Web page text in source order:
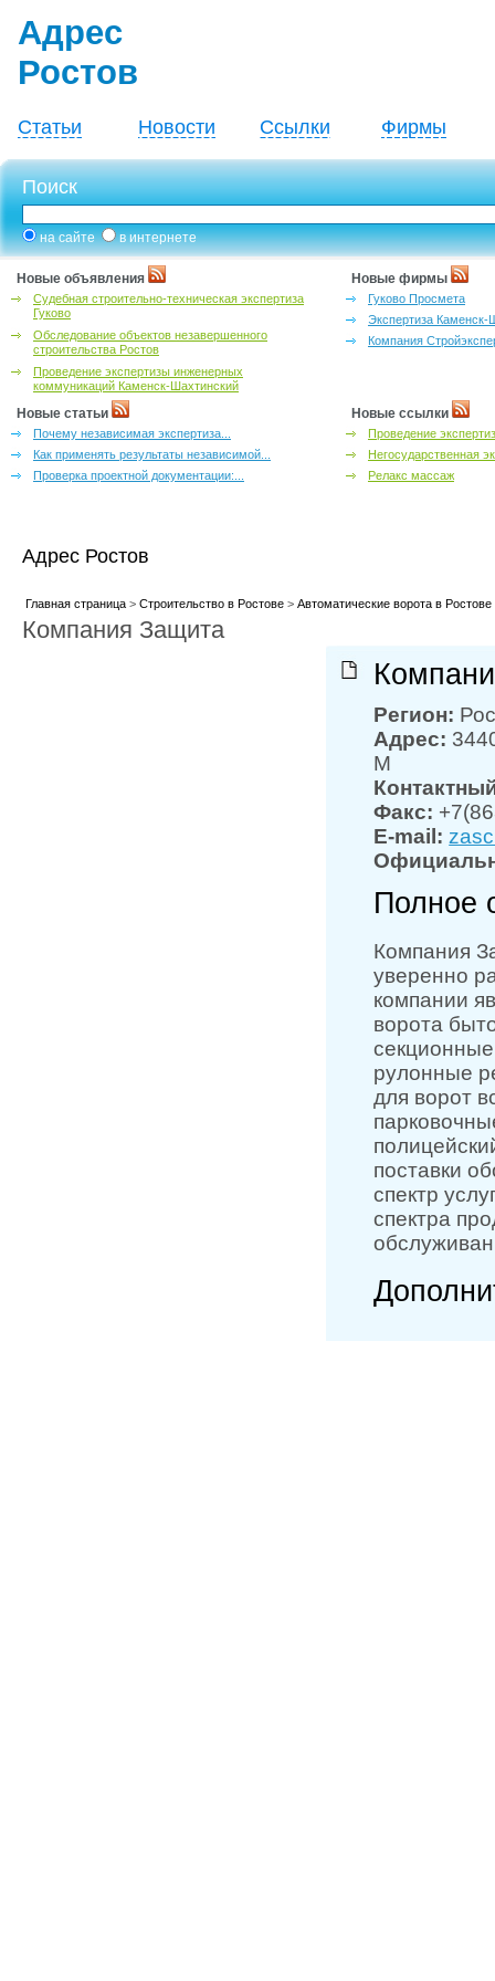
Адрес
Ростов
Статьи Новости Ссылки Фирмы
Поиск
на сайте в интернете
Новые объявления
Судебная строительно-техническая экспертиза
Гуково
Обследование объектов незавершенного
строительства Ростов
Проведение экспертизы инженерных
коммуникаций Каменск-Шахтинский
Новые фирмы
Гуково Просмета
Экспертиза Каменск-
Компания
Новые статьи
Почему независимая экспертиза...
Как применять результаты независимой...
Проверка проектной документации:...
Новые ссылки
Проведение
Негосударственная
Релакс массаж
Адрес Ростов
Главная страница> Строительство в Ростове> Автоматические ворота в Ростове
Компания Защита
Регион:
Адрес:
М
Факс:
E-mail:
Полное
Компания
уверенно
компании
ворота
рулонные
для ворот
поставки
спектр
спектра